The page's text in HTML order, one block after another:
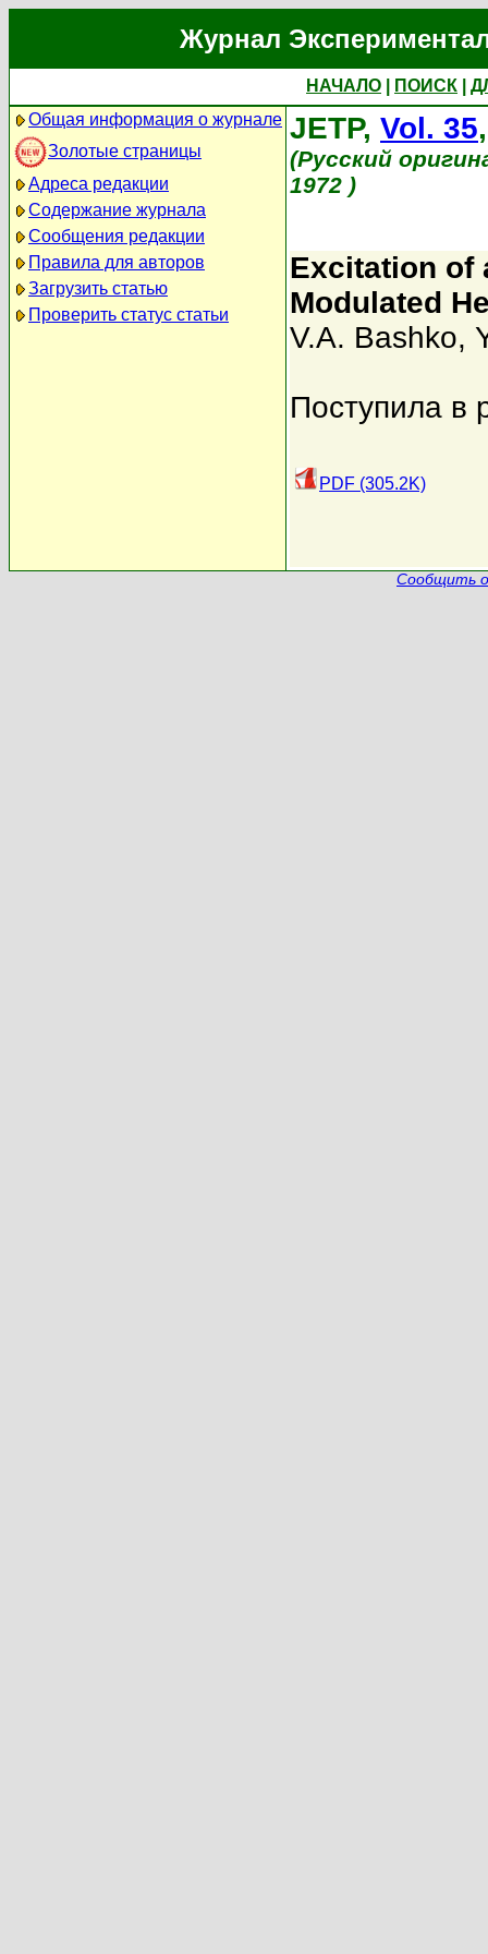
Журнал
НАЧАЛО ПОИСК
Общая информация о журнале
Золотые страницы
Адреса редакции
Содержание журнала
Сообщения редакции
Правила для авторов
Загрузить статью
Проверить статус статьи
JETP, Vol. 35
(Русский
1972 )
Excitation of
Modulated
V.A. Bashko,
Поступила в
PDF (305.2K)
Сообщить о